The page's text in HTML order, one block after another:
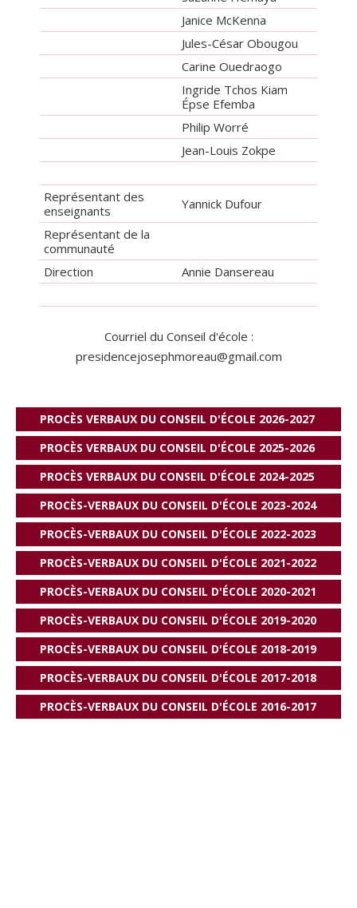
Janice McKenna
Jules-César Obougou
Carine Ouedraogo
Ingride Tchos Kiam
Épse Efemba
Philip Worré
Jean-Louis Zokpe
Représentant des
enseignants
Yannick Dufour
Représentant de la
communauté
Direction
Annie Dansereau
Courriel du Conseil d'école :
presidencejosephmoreau@gmail.com
PROCÈS VERBAUX DU CONSEIL D'ÉCOLE 2026-2027
PROCÈS VERBAUX DU CONSEIL D'ÉCOLE 2025-2026
PROCÈS VERBAUX DU CONSEIL D'ÉCOLE 2024-2025
PROCÈS-VERBAUX DU CONSEIL D'ÉCOLE 2023-2024
PROCÈS-VERBAUX DU CONSEIL D'ÉCOLE 2022-2023
PROCÈS-VERBAUX DU CONSEIL D'ÉCOLE 2021-2022
PROCÈS-VERBAUX DU CONSEIL D'ÉCOLE 2020-2021
PROCÈS-VERBAUX DU CONSEIL D'ÉCOLE 2019-2020
PROCÈS-VERBAUX DU CONSEIL D'ÉCOLE 2018-2019
PROCÈS-VERBAUX DU CONSEIL D'ÉCOLE 2017-2018
PROCÈS-VERBAUX DU CONSEIL D'ÉCOLE 2016-2017